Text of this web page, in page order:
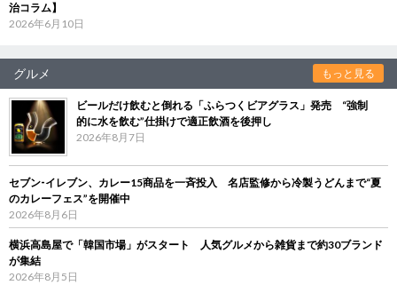
治コラム】
2026年6月10日
グルメ もっと見る
ビールだけ飲むと倒れる「ふらつくビアグラス」発売 “強制
的に水を飲む”仕掛けで適正飲酒を後押し
2026年8月7日
セブン‐イレブン、カレー15商品を一斉投入 名店監修から冷製うどんまで“夏
のカレーフェス”を開催中
2026年8月6日
横浜高島屋で「韓国市場」がスタート 人気グルメから雑貨まで約30ブランド
が集結
2026年8月5日